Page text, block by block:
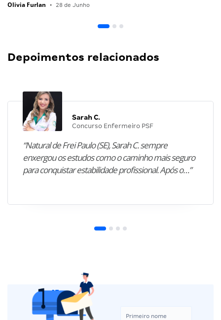
Olivia Furlan • 28 de Junho
Depoimentos relacionados
Sarah C.
Concurso Enfermeiro PSF
“Natural de Frei Paulo (SE), Sarah C. sempre
enxergou os estudos como o caminho mais seguro
para conquistar estabilidade profissional. Após o…”